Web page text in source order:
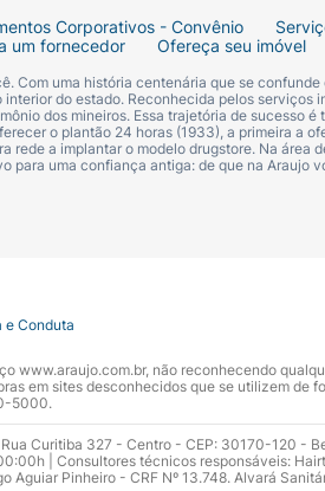
Corporativos - Convênio
um fornecedor Ofereça seu imóvel
Com uma história centenária que se
do estado. Reconhecida pelos serviços
dos mineiros. Essa trajetória de sucesso
o plantão 24 horas (1933), a primeira a
rede a implantar o modelo drugstore. Na área
para uma confiança antiga: de que na Araujo
e Conduta
www.araujo.com.br, não reconhecendo
em sites desconhecidos que se utilizem de
5000.
Curitiba 327 - Centro - CEP: 30170-120 -
| Consultores técnicos responsáveis:
Aguiar Pinheiro - CRF Nº 13.748. Alvará